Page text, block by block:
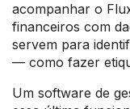
acompanhar o
financeiros com
servem para
— como fazer
Um software de